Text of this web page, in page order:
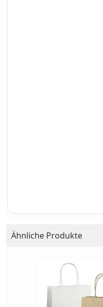
Ähnliche Produkte